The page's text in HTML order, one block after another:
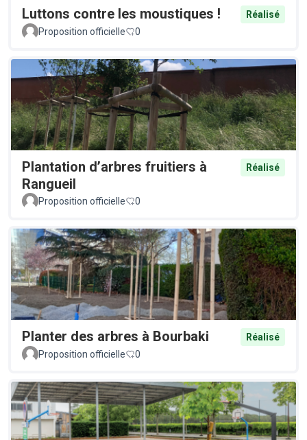
Luttons contre les moustiques !
Réalisé
Proposition officielle
0
Plantation d’arbres fruitiers à
Rangueil
Réalisé
Proposition officielle 0
Planter des arbres à Bourbaki
Réalisé
Proposition officielle
0